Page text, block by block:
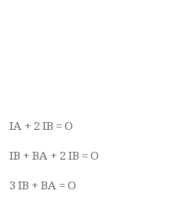
IA + 2 IB = O
IB + BA + 2 IB = O
3 IB + BA = O